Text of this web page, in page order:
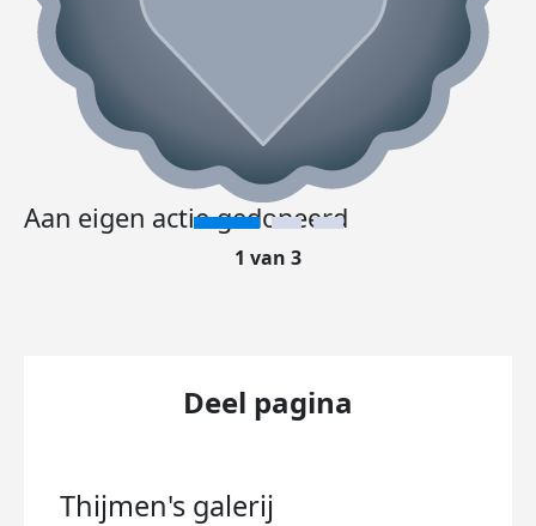
Aan eigen actie gedoneerd
1 van 3
Deel pagina
Thijmen's galerij